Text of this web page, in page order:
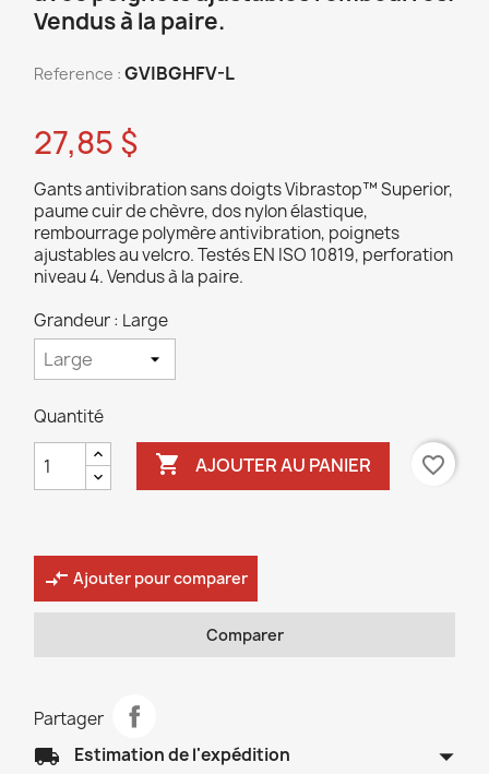
Vendus à la paire.
Reference : GVIBGHFV-L
27,85 $
Gants antivibration sans doigts Vibrastop™ Superior,
paume cuir de chèvre, dos nylon élastique,
rembourrage polymère antivibration, poignets
ajustables au velcro. Testés EN ISO 10819, perforation
niveau 4. Vendus à la paire.
Grandeur : Large
Quantité
 AJOUTER AU PANIER favorite_border
compare_arrows Ajouter pour comparer
Comparer
Partager
local_shipping Estimation de l'expédition arrow_drop_down